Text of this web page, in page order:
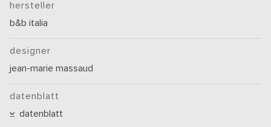
hersteller
b&b italia
designer
jean-marie massaud
datenblatt
datenblatt